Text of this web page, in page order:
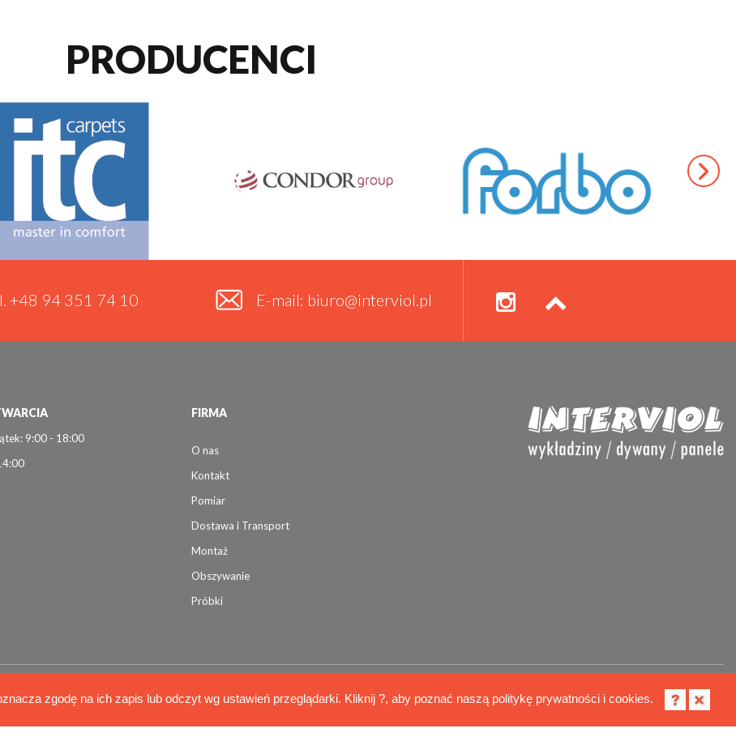
PRODUCENCI
+48 94 351 74 10 E-mail: biuro@interviol.pl
9:00 - 18:00
FIRMA
O nas
Kontakt
Pomiar
Dostawa i Transport
Montaż
Obszywanie
Próbki
Polityka cookies
zgodę na ich zapis lub odczyt wg ustawień przeglądarki. Kliknij ?, aby poznać naszą politykę prywatności i cookies.